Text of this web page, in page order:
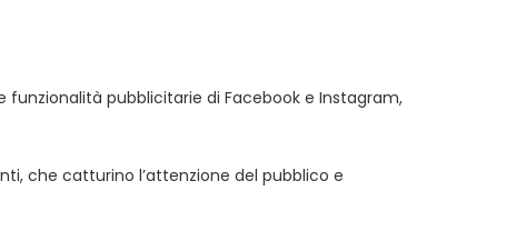
pubblicitarie di Facebook e Instagram,
che catturino l’attenzione del pubblico e